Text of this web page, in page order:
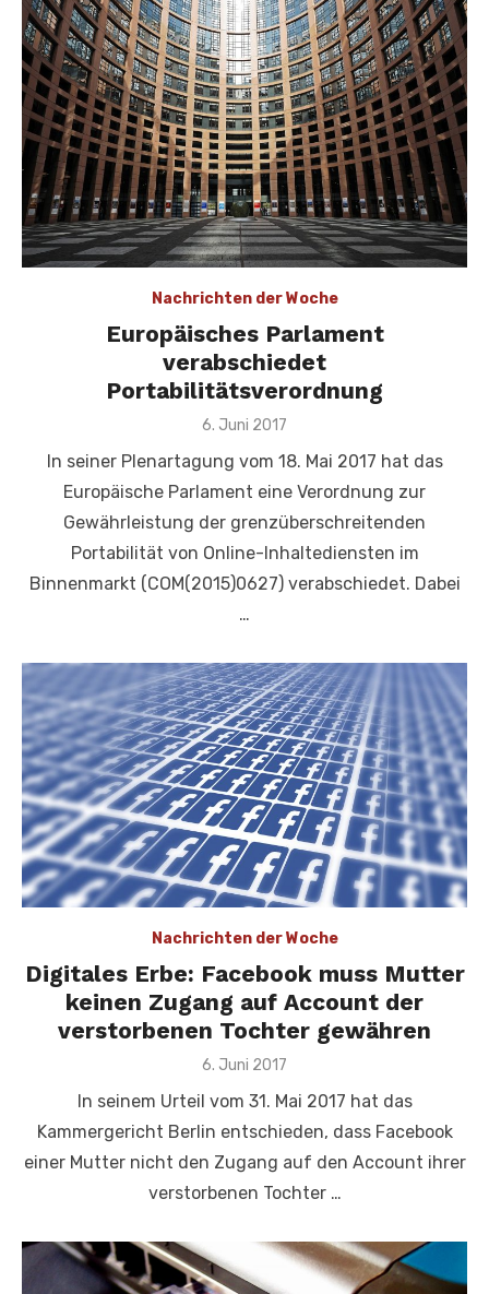
Nachrichten der Woche
Europäisches Parlament
verabschiedet
Portabilitätsverordnung
Veröffentlicht
6. Juni 2017
In seiner Plenartagung vom 18. Mai 2017 hat das
Europäische Parlament eine Verordnung zur
Gewährleistung der grenzüberschreitenden
Portabilität von Online-Inhaltediensten im
Binnenmarkt (COM(2015)0627) verabschiedet. Dabei
…
Nachrichten der Woche
Digitales Erbe: Facebook muss Mutter
keinen Zugang auf Account der
verstorbenen Tochter gewähren
Veröffentlicht
6. Juni 2017
In seinem Urteil vom 31. Mai 2017 hat das
Kammergericht Berlin entschieden, dass Facebook
einer Mutter nicht den Zugang auf den Account ihrer
verstorbenen Tochter …